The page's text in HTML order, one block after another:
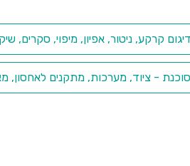
קרקע, ניטור, אפיון, מיפוי, סקרים,
- ציוד, מערכות, מתקנים לאחסון,